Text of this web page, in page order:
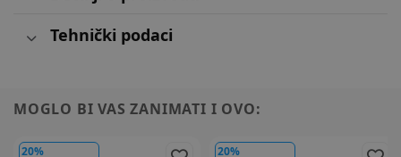
Tehnički podaci
MOGLO BI VAS ZANIMATI I OVO:
20%
20%